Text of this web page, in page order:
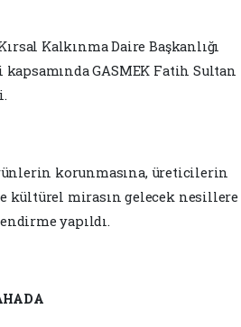
Kalkınma Daire Başkanlığı
GASMEK Fatih Sultan
korunmasına, üreticilerin
kültürel mirasın gelecek nesillere
yapıldı.